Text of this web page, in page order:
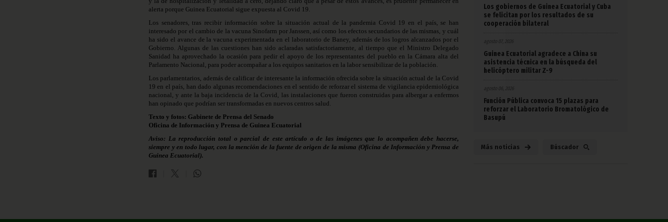
alerta porque Guinea Ecuatorial sigue expuesta al Covid 19.
Los senadores, tras recibir información sobre la situación actual de la pandemia Covid 19 en el país, se han
interesado por el cambio de la vacuna Sinofarm por Janssen, así como los efectos secundarios de las mismas, y cuál
ha sido el avance de la vacuna experimentada en el laboratorio de Baney, además de los logros alcanzados por el
Gobierno. Algunas de las cuestiones han sido aclaradas satisfactoriamente, al tiempo que el Ministro Delegado
Sanidad ha aprovechado la ocasión para pedir el apoyo de los representantes del pueblo en la Cámara alta del
Parlamento Nacional, para poder acompañar a los equipos sanitarios en la labor sensibilizar de la población.
Los parlamentarios, además de calificar de interesante la información ofrecida sobre la situación actual de la Covid
19 en el país, han dado algunas recomendaciones en el sentido de reforzar el sistema de vigilancia epidemiológica
nacional, y ante la baja incidencia de la Covid, las instalaciones que fueron construidas para albergar a enfermos
han opinado que podrían ser transformadas en nuevos centros salud.
Texto y fotos: Gabinete de Prensa del Senado
Oficina de Información y Prensa de Guinea Ecuatorial
Aviso: La reproducción total o parcial de este artículo o de las imágenes que lo acompañen debe hacerse,
siempre y en todo lugar, con la mención de la fuente de origen de la misma (Oficina de Información y Prensa de
Guinea Ecuatorial).
Los gobiernos de Guinea Ecuatorial y Cuba
se felicitan por los resultados de su
cooperación bilateral
agosto 07, 2026
Guinea Ecuatorial agradece a China su
asistencia técnica en la búsqueda del
helicóptero militar Z-9
agosto 06, 2026
Función Pública convoca 15 plazas para
reforzar el Laboratorio Bromatológico de
Basupú
Más noticias Búscador